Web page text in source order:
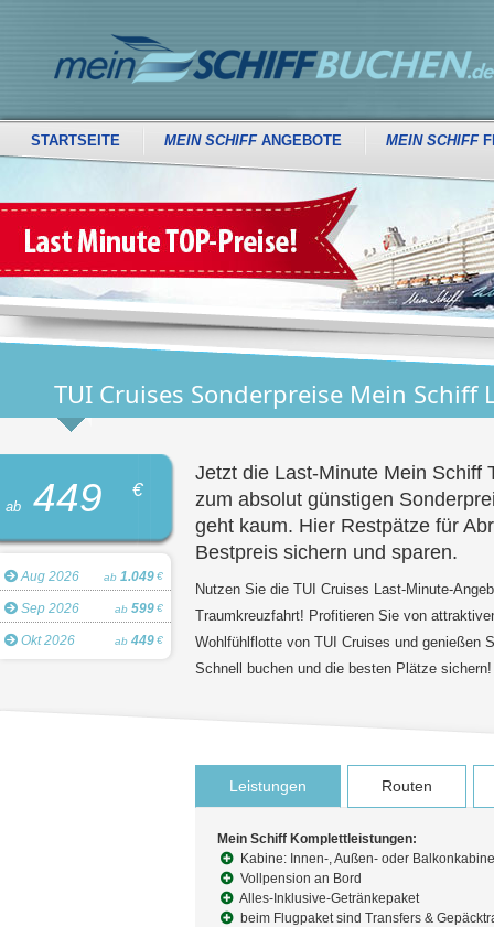
STARTSEITE MEIN SCHIFFANGEBOTE MEIN SCHIFF
TUI Cruises Sonderpreise Mein Schiff
ab 449 €
Aug 2026 ab 1.049€
Sep 2026 ab 599€
Okt 2026 ab 449€
Jetzt die Last-Minute Mein Schiff
zum absolut günstigen
geht kaum. Hier Restpätze für
Bestpreis sichern und sparen.
Nutzen Sie die TUI Cruises Last-Minute-
Traumkreuzfahrt! Profitieren Sie von
Wohlfühlflotte von TUI Cruises und genießen
Schnell buchen und die besten Plätze sichern!
Leistungen Routen
Mein Schiff Komplettleistungen:
Kabine: Innen-, Außen- oder Balkonkabine
Vollpension an Bord
Alles-Inklusive-Getränkepaket
beim Flugpaket sind Transfers &